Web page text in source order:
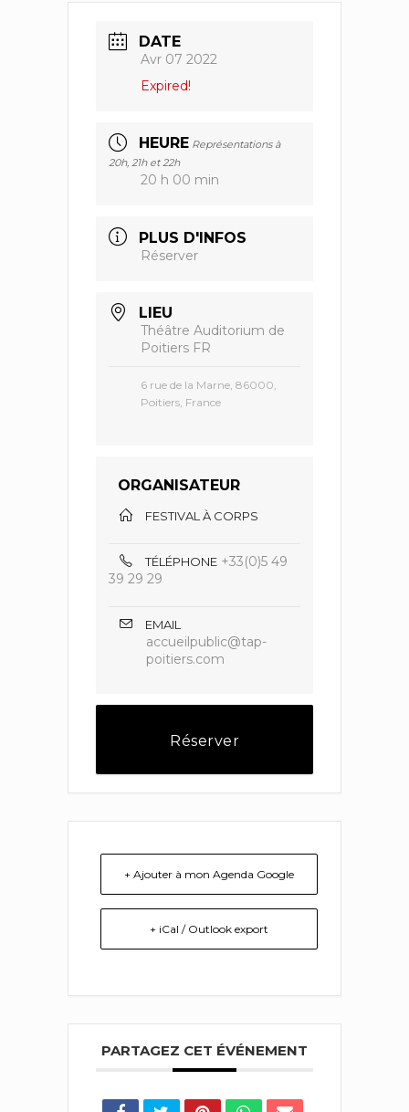
DATE
Avr 07 2022
Expired!
HEURE Représentations à
20h, 21h et 22h
20 h 00 min
PLUS D'INFOS
Réserver
LIEU
Théâtre Auditorium de
Poitiers FR
6 rue de la Marne, 86000,
Poitiers, France
ORGANISATEUR
FESTIVAL À CORPS
TÉLÉPHONE +33(0)5 49
39 29 29
EMAIL
accueilpublic@tap-
poitiers.com
Réserver
+ Ajouter à mon Agenda Google
+ iCal / Outlook export
PARTAGEZ CET ÉVÉNEMENT